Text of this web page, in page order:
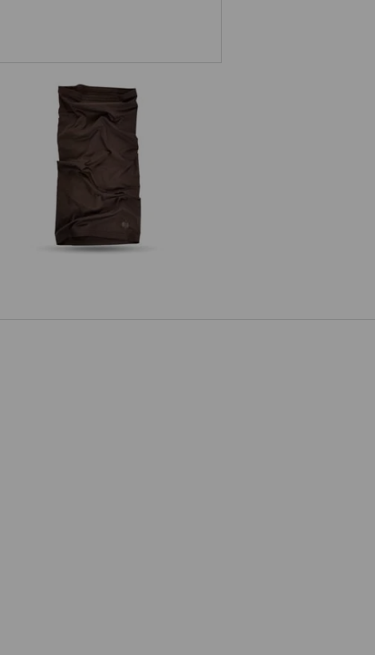
Multifunctionele doek UV e.s.trail